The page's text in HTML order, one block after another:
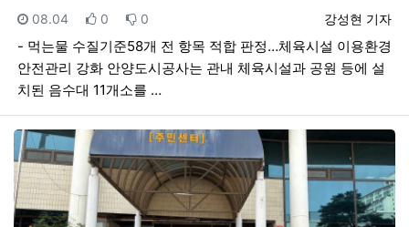
등록자
강성현 기자
등록일
08.04 추천
0 비추천
0
- 먹는물 수질기준58개 전 항목 적합 판정…체육시설 이용환경
안전관리 강화 안양도시공사는 관내 체육시설과 공원 등에 설
치된 음수대 11개소를 …